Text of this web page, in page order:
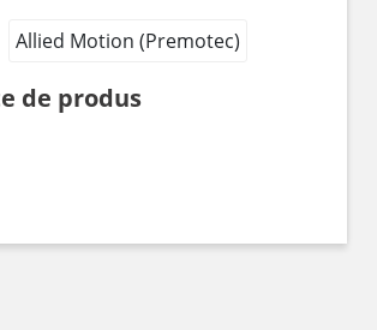
Allied Motion (Premotec)
de produs